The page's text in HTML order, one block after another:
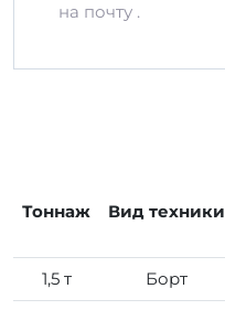
на почту .
Тоннаж Вид техники
1,5 т Борт